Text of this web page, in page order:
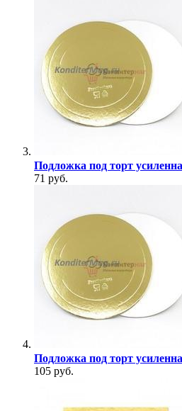
Подложка под торт
71 руб.
Подложка под торт
105 руб.